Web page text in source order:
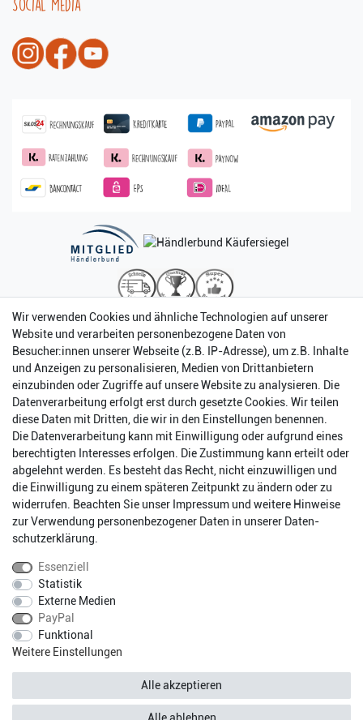
Social Media
Impressum Daten­schutz­erklärung AGB
Barrierefreiheitserklärung
* Alle Preise inkl. gesetzlichen Mehrwertsteuer zzgl.
Versandkostenfreie Lieferung innerhalb Deutschlands.
© Copyright 2026 silos24.com | HMO Shops GmbH | Alle Rechte
Wir verwenden Cookies und ähnliche Technologien auf unserer
Website und verarbeiten personenbezogene Daten von
Besucher:innen unserer Webseite (z.B. IP-Adresse), um z.B. Inhalte
und Anzeigen zu personalisieren, Medien von Drittanbietern
einzubinden oder Zugriffe auf unsere Website zu analysieren. Die
Datenverarbeitung erfolgt erst durch gesetzte Cookies. Wir teilen
diese Daten mit Dritten, die wir in den Einstellungen benennen.
Die Datenverarbeitung kann mit Einwilligung oder aufgrund eines
berechtigten Interesses erfolgen. Die Zustimmung kann erteilt oder
abgelehnt werden. Es besteht das Recht, nicht einzuwilligen und
die Einwilligung zu einem späteren Zeitpunkt zu ändern oder zu
widerrufen. Beachten Sie unser Impressum und weitere Hinweise
zur Verwendung personenbezogener Daten in unserer Daten­
schutz­erklärung
Essenziell
Statistik
Externe Medien
PayPal
Funktional
Weitere Einstellungen
Alle akzeptieren
Fragen?